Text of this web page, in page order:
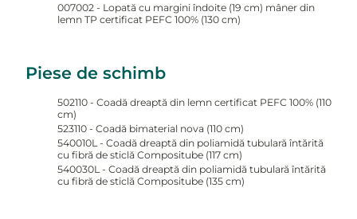
007002 - Lopată cu margini îndoite (19 cm) mâner din
lemn TP certificat PEFC 100% (130 cm)
Piese de schimb
502110 - Coadă dreaptă din lemn certificat PEFC 100% (110
cm)
523110 - Coadă bimaterial nova (110 cm)
540010L - Coadă dreaptă din poliamidă tubulară întărită
cu fibră de sticlă Compositube (117 cm)
540030L - Coadă dreaptă din poliamidă tubulară întărită
cu fibră de sticlă Compositube (135 cm)